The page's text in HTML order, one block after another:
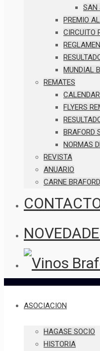
SAN
PREMIO
CIRCUITO
MUNDIAL
REMATES
FLYERS
BRAFORD
NORMAS
REVISTA
ANUARIO
CARNE
ASOCIACION
HAGASE SOCIO
HISTORIA